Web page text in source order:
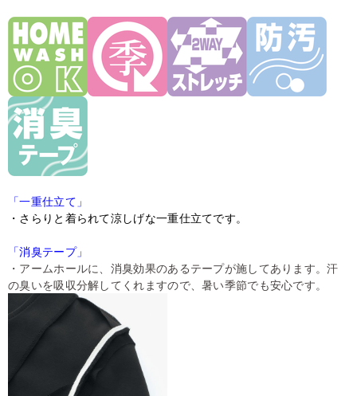
「一重仕立て」
・さらりと着られて涼しげな一重仕立てです。
「消臭テープ」
・アームホールに、消臭効果のあるテープが施してあります。汗
の臭いを吸収分解してくれますので、暑い季節でも安心です。